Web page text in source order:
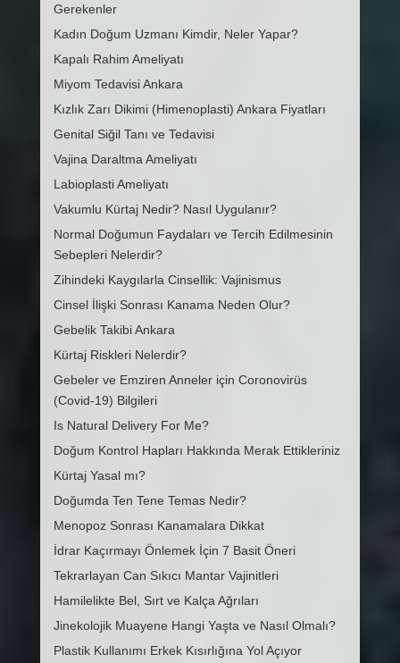
Gerekenler
Kadın Doğum Uzmanı Kimdir, Neler Yapar?
Kapalı Rahim Ameliyatı
Miyom Tedavisi Ankara
Kızlık Zarı Dikimi (Himenoplasti) Ankara Fiyatları
Genital Siğil Tanı ve Tedavisi
Vajina Daraltma Ameliyatı
Labioplasti Ameliyatı
Vakumlu Kürtaj Nedir? Nasıl Uygulanır?
Normal Doğumun Faydaları ve Tercih Edilmesinin
Sebepleri Nelerdir?
Zihindeki Kaygılarla Cinsellik: Vajinismus
Cinsel İlişki Sonrası Kanama Neden Olur?
Gebelik Takibi Ankara
Kürtaj Riskleri Nelerdir?
Gebeler ve Emziren Anneler için Coronovirüs
(Covid-19) Bilgileri
Is Natural Delivery For Me?
Doğum Kontrol Hapları Hakkında Merak Ettikleriniz
Kürtaj Yasal mı?
Doğumda Ten Tene Temas Nedir?
Menopoz Sonrası Kanamalara Dikkat
İdrar Kaçırmayı Önlemek İçin 7 Basit Öneri
Tekrarlayan Can Sıkıcı Mantar Vajinitleri
Hamilelikte Bel, Sırt ve Kalça Ağrıları
Jinekolojik Muayene Hangi Yaşta ve Nasıl Olmalı?
Plastik Kullanımı Erkek Kısırlığına Yol Açıyor